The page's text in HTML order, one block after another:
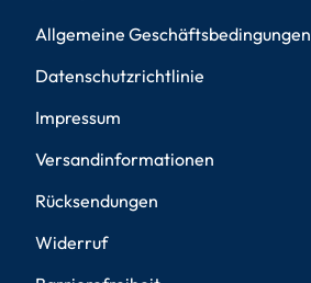
Allgemeine Geschäftsbedingungen
Datenschutzrichtlinie
Impressum
Versandinformationen
Rücksendungen
Widerruf